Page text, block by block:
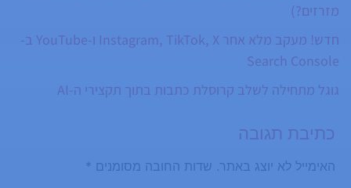
מזרזים?)
חדש! מעקב מלא אחר Instagram, TikTok, X ו-YouTube ב-
Search Console
גוגל מתחילה לשלב קרוסלת כתבות בתוך תקצירי ה-AI
כתיבת תגובה
האימייל לא יוצג באתר. שדות החובה מסומנים *